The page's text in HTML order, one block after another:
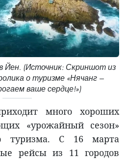
Йен. (Источник: Скриншот из
о туризме «Нячанг —
ваше сердце!»)
много хороших
«урожайный сезон»
туризма. С 16 марта
рейсы из 11 городов